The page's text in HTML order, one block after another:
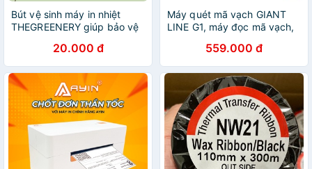
Bút vệ sinh máy in nhiệt
THEGREENERY giúp bảo vệ
vạch chuyên dụng
20.000 đ
Máy quét mã vạch GIANT
LINE G1, máy đọc mã vạch,
bảcode G1559.000 đ